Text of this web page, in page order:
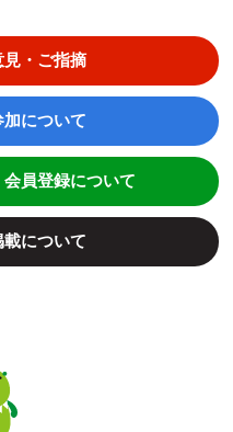
・ご指摘
について
員登録について
について